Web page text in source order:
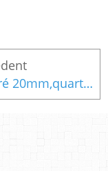
cabochon carré 20mm,quartz rose,pierre gemme semi precieuse,collage serti fond plat,fourniture bricolage mercerie,diy bijou accessoire décoration,scrapbooking grimoire coffret,gothique baroque punk,kawaii boheme victorien,edouardien art deco art nouveau,rococo